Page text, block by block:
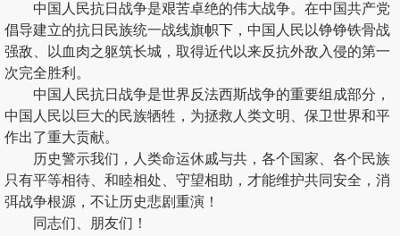
中国人民抗日战争是艰苦卓绝的伟大战争。在中国共产党
倡导建立的抗日民族统一战线旗帜下，中国人民以铮铮铁骨战
强敌、以血肉之躯筑长城，取得近代以来反抗外敌入侵的第一
次完全胜利。
中国人民抗日战争是世界反法西斯战争的重要组成部分，
中国人民以巨大的民族牺牲，为拯救人类文明、保卫世界和平
作出了重大贡献。
历史警示我们，人类命运休戚与共，各个国家、各个民族
只有平等相待、和睦相处、守望相助，才能维护共同安全，消
弭战争根源，不让历史悲剧重演！
同志们、朋友们！